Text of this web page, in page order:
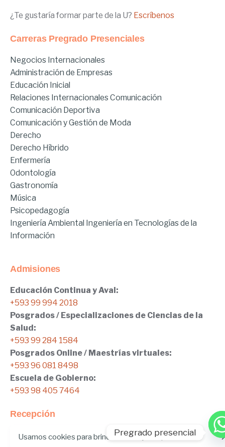
¿Te gustaría formar parte de la U? Escríbenos
Carreras Pregrado Presenciales
Negocios Internacionales
Administración de Empresas
Educación Inicial
Relaciones Internacionales Comunicación
Comunicación Deportiva
Comunicación y Gestión de Moda
Derecho
Derecho Híbrido
Enfermería
Odontología
Gastronomía
Música
Psicopedagogía
Ingeniería Ambiental
Ingeniería en Tecnologías de la
Información
Admisiones
Educación Continua y Aval:
+593 99 994 2018
Posgrados / Especializaciones de Ciencias de la
Salud:
+593 99 284 1584
Posgrados Online / Maestrías virtuales:
+593 96 081 8498
Escuela de Gobierno:
+593 98 405 7464
Recepción
Tel:02.401.4100
Usamos cookies para brindarle la mejor experiencia.
Pregrado presencial